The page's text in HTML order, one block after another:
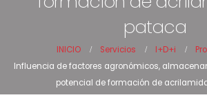
pataca
INICIO Servicios I+D+i
Influencia de factores agronómicos,
potencial de formación de